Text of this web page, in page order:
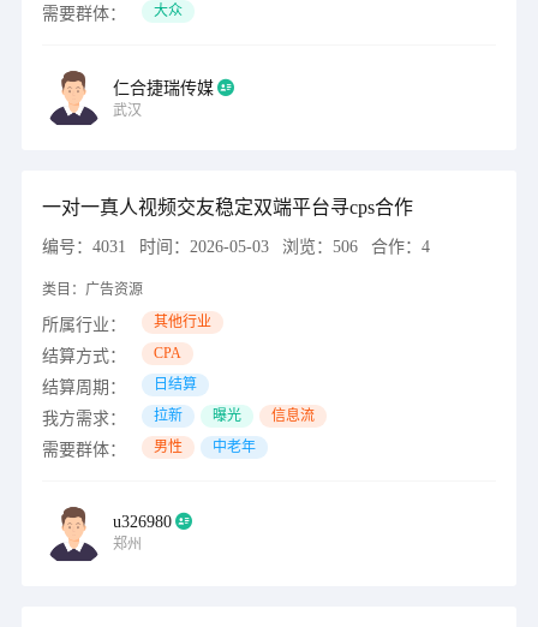
需要群体： 大众
仁合捷瑞传媒
武汉
一对一真人视频交友稳定双端平台寻cps合作
编号： 4031 时间： 2026-05-03 浏览： 506 合作： 4
类目： 广告资源
所属行业： 其他行业
结算方式： CPA
结算周期： 日结算
我方需求： 拉新 曝光 信息流
需要群体： 男性 中老年
u326980
郑州